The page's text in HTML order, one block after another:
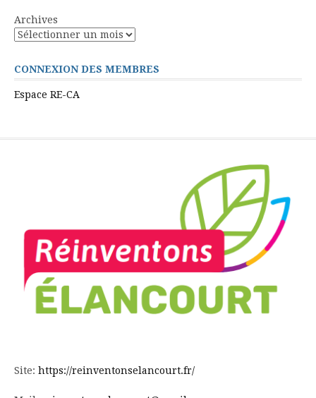
Archives
CONNEXION DES MEMBRES
Espace RE-CA
Site: https://reinventonselancourt.fr/